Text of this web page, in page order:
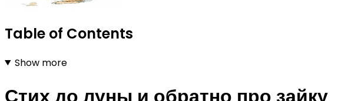
Table of Contents
Show more